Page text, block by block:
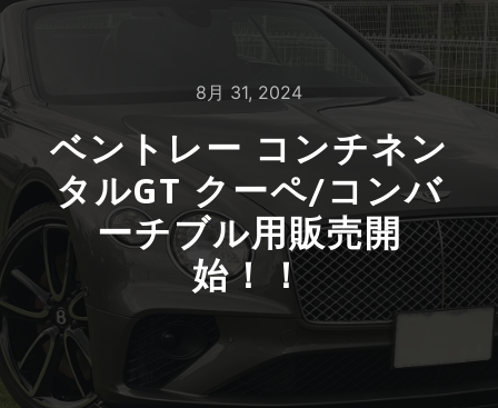
8月 31, 2024
ベントレー コンチネン
タルGT クーペ/コンバ
ーチブル用販売開
始！！